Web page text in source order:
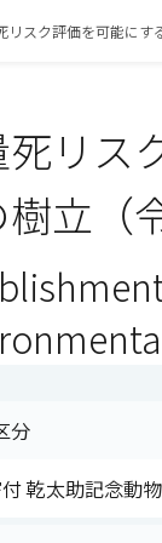
リスク評価を可能にす
死リス
立（
分
乾太助記念動